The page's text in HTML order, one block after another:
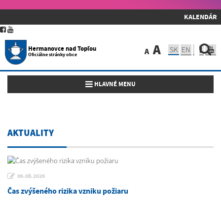
KALENDÁR
Hermanovce nad Topľou
Oficiálne stránky obce A A SK EN
Toggle navigation
HLAVNÉ MENU
AKTUALITY
06.08.2026
Čas zvýšeného rizika vzniku požiaru